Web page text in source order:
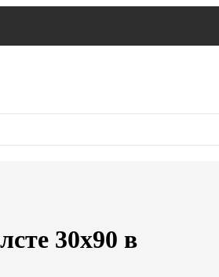
30х90 в